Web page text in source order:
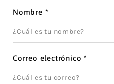
Nombre *
Correo electrónico*